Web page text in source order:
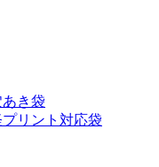
き袋
リント対応袋